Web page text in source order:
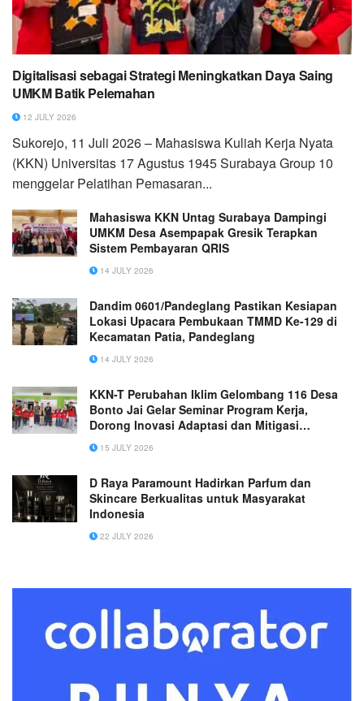
Digitalisasi sebagai Strategi Meningkatkan Daya Saing
UMKM Batik Pelemahan
12 JULY 2026
Sukorejo, 11 Juli 2026 – Mahasiswa Kuliah Kerja Nyata
(KKN) Universitas 17 Agustus 1945 Surabaya Group 10
menggelar Pelatihan Pemasaran...
Mahasiswa KKN Untag Surabaya Dampingi
UMKM Desa Asempapak Gresik Terapkan
Sistem Pembayaran QRIS
14 JULY 2026
Dandim 0601/Pandeglang Pastikan Kesiapan
Lokasi Upacara Pembukaan TMMD Ke-129 di
Kecamatan Patia, Pandeglang
14 JULY 2026
KKN-T Perubahan Iklim Gelombang 116 Desa
Bonto Jai Gelar Seminar Program Kerja,
Dorong Inovasi Adaptasi dan Mitigasi
Perubahan Iklim
15 JULY 2026
D Raya Paramount Hadirkan Parfum dan
Skincare Berkualitas untuk Masyarakat
Indonesia
22 JULY 2026